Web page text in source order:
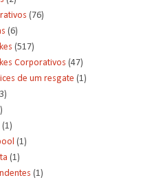
(76)
(6)
(517)
Corporativos (47)
de um resgate (1)
(1)
(1)
(1)
(1)